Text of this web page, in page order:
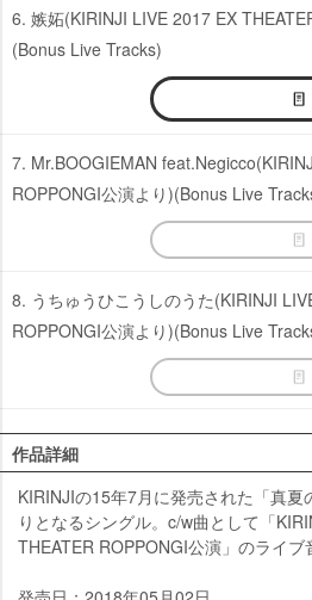
6. 嫉妬(KIRINJI LIVE 2017 EX
(Bonus Live Tracks)
7. Mr.BOOGIEMAN
ROPPONGI公演より)(Bonus Live
8. うちゅうひこうしのうた(KIRINJI
ROPPONGI公演より)(Bonus Live
作品詳細
KIRINJIの15年7月に発売された「真
りとなるシングル。c/w曲として「
THEATER ROPPONGI公演」のライブ